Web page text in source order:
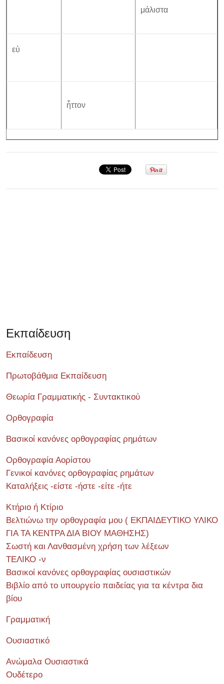
μάλιστα
εὐ
ἧττον
Εκπαίδευση
Εκπαίδευση
Πρωτοβάθμια Εκπαίδευση
Θεωρία Γραμματικής - Συντακτικού
Ορθογραφία
Βασικοί κανόνες ορθογραφίας ρημάτων
Ορθογραφία Αορίστου
Γενικοί κανόνες ορθογραφίας ρημάτων
Καταλήξεις -είστε -ήστε -είτε -ήτε
Κτήριο ή Κτίριο
Βελτιώνω την ορθογραφία μου ( ΕΚΠΑΙΔΕΥΤΙΚΟ ΥΛΙΚΟ
ΓΙΑ ΤΑ ΚΕΝΤΡΑ ΔΙΑ ΒΙΟΥ ΜΑΘΗΣΗΣ)
Σωστή και Λανθασμένη χρήση των λέξεων
ΤΕΛΙΚΟ -ν
Βασικοί κανόνες ορθογραφίας ουσιαστικών
Βιβλίο από το υπουργείο παιδείας για τα κέντρα δια
βίου
Γραμματική
Ουσιαστικό
Ανώμαλα Ουσιαστικά
Ουδέτερο